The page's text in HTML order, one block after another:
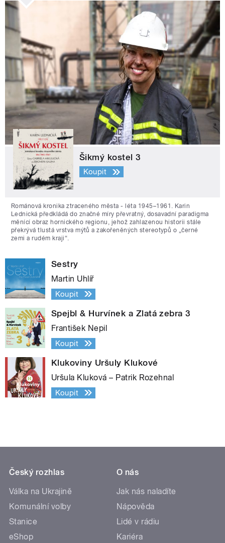
Šikmý kostel 3
Koupit
Románová kronika ztraceného města - léta 1945–1961. Karin
Lednická předkládá do značné míry převratný, dosavadní paradigma
měnící obraz hornického regionu, jehož zahlazenou historii stále
překrývá tlustá vrstva mýtů a zakořeněných stereotypů o „černé
zemi a rudém kraji“.
Sestry
Martin Uhlíř
Koupit
Spejbl & Hurvínek a Zlatá zebra 3
František Nepil
Koupit
Klukoviny Uršuly Klukové
Uršula Kluková – Patrik Rozehnal
Koupit
Český rozhlas
Válka na Ukrajině
Komunální volby
Stanice
eShop
O nás
Jak nás naladíte
Nápověda
Lidé v rádiu
Kariéra